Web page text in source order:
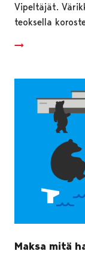
Vipeltäjät.
teoksella
Maksa mitä